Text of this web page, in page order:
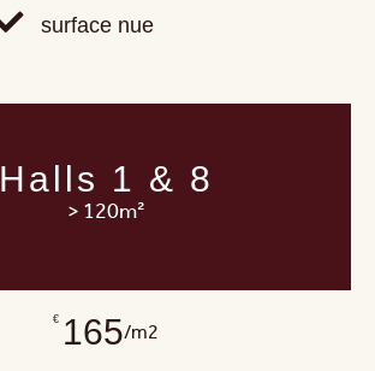
surface nue
Halls 1 & 8
> 120m²
€ 165/m2